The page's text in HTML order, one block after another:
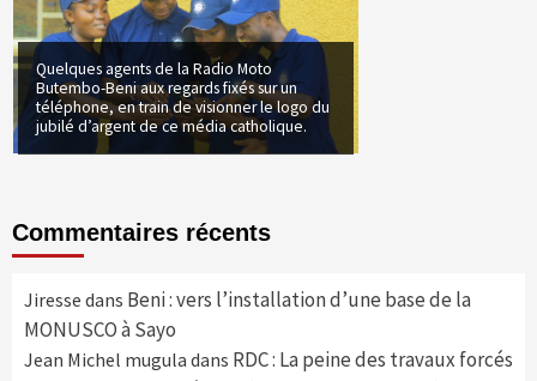
Quelques agents de la Radio Moto
Butembo-Beni aux regards fixés sur un
téléphone, en train de visionner le logo du
jubilé d’argent de ce média catholique.
Commentaires récents
Jiresse dans Beni : vers l’installation d’une base de la
MONUSCO à Sayo
Jean Michel mugula dans RDC : La peine des travaux forcés